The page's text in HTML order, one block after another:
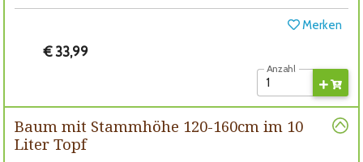
Merken
€ 33,99
Anzahl
Baum mit Stammhöhe 120-160cm im 10
Liter Topf